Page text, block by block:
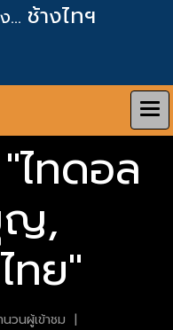
... ช้างไทฯ
ไทดอล
ญ,
ทย"
วนผู้เข้าชม |